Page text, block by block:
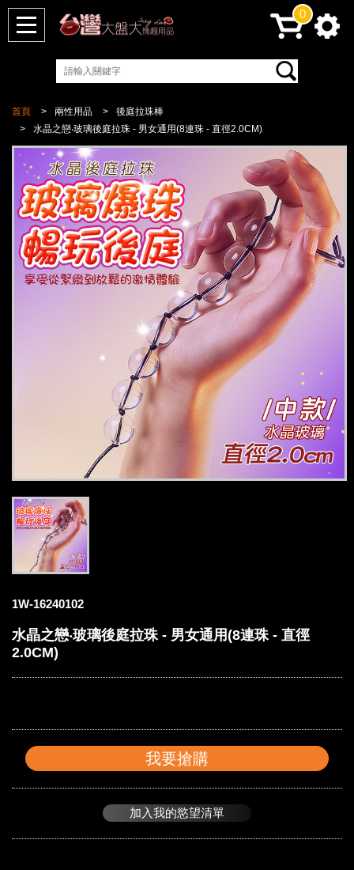
首頁 兩性用品
後庭拉珠棒
水晶之戀‧玻璃後庭拉珠 - 男女通用(8連珠 - 直徑2.0CM)
1W-16240102
水晶之戀‧玻璃後庭拉珠 - 男女通用(8連珠 - 直徑
2.0CM)
我要搶購
加入我的慾望清單
0